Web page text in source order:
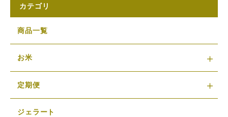
カテゴリ
商品一覧
お米
定期便
ジェラート